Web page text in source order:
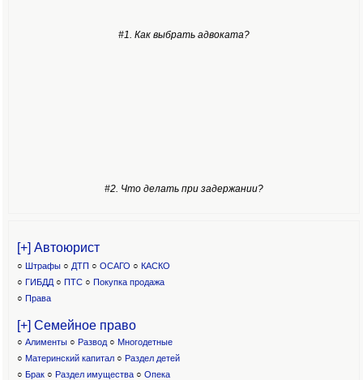
#1. Как выбрать адвоката?
#2. Что делать при задержании?
[+] Автоюрист
○ Штрафы ○ ДТП ○ ОСАГО ○ КАСКО
○ ГИБДД ○ ПТС ○ Покупка продажа
○ Права
[+] Семейное право
○ Алименты ○ Развод ○ Многодетные
○ Материнский капитал○ Раздел детей
○ Брак ○ Раздел имущества ○ Опека